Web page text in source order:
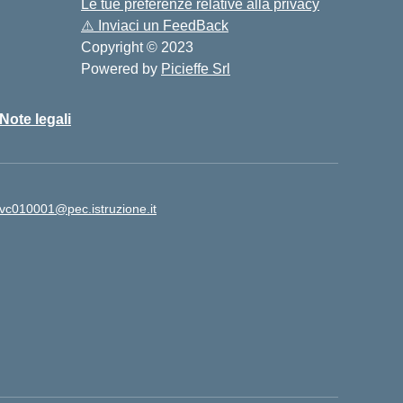
Le tue preferenze relative alla privacy
⚠️ Inviaci un FeedBack
Copyright © 2023
Powered by Picieffe Srl
Note legali